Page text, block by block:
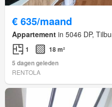
€ 635/maand
Appartement in 5046 DP,
1
18 m²
5 dagen geleden
RENTOLA